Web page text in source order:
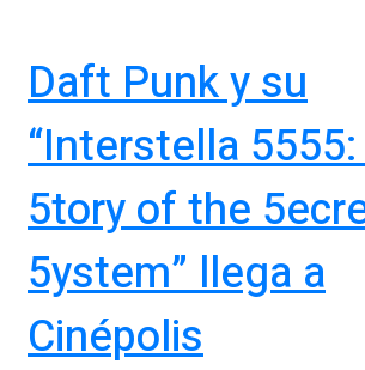
Daft Punk y su
“Interstella
5tory of the
5ystem” llega a
Cinépolis